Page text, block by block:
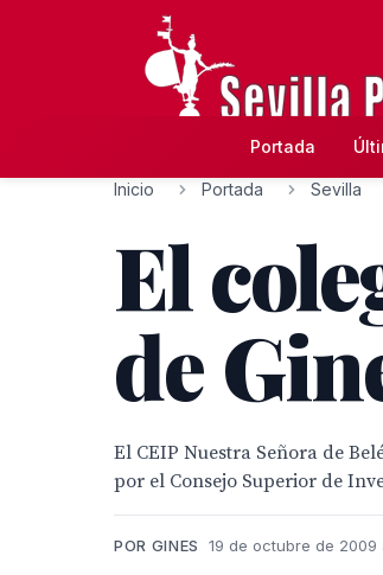
Portada
Inicio Portada Sevilla
El
de
El CEIP Nuestra Señora de
por el Consejo Superior de
POR GINES 19 de octubre de 2009